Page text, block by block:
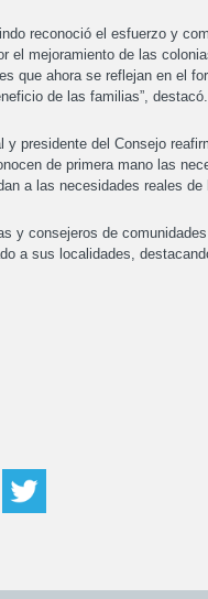
reconoció el esfuerzo y
el mejoramiento de las
que ahora se reflejan en el
de las familias”, destacó.
y presidente del Consejo
de primera mano las
a las necesidades reales
y consejeros de
a sus localidades,